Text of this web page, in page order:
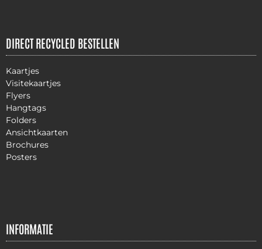
DIRECT RECYCLED BESTELLEN
Kaartjes
Visitekaartjes
Flyers
Hangtags
Folders
Ansichtkaarten
Brochures
Posters
INFORMATIE